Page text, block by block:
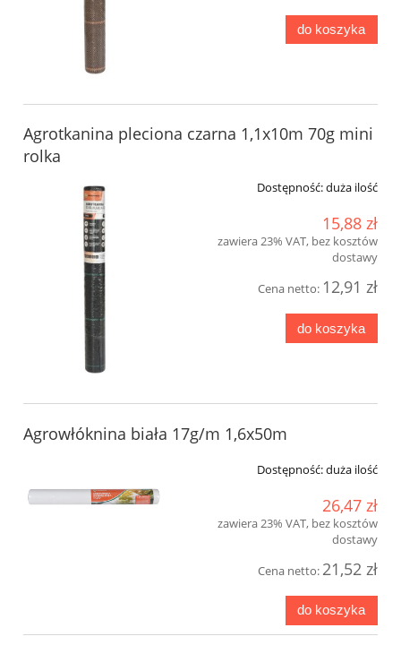
do koszyka
Agrotkanina pleciona czarna 1,1x10m 70g mini
rolka
Dostępność:duża ilość
15,88 zł
zawiera 23% VAT, bez kosztów
dostawy
Cena netto: 12,91 zł
do koszyka
Agrowłóknina biała 17g/m 1,6x50m
Dostępność:duża ilość
26,47 zł
zawiera 23% VAT, bez kosztów
dostawy
Cena netto: 21,52 zł
do koszyka